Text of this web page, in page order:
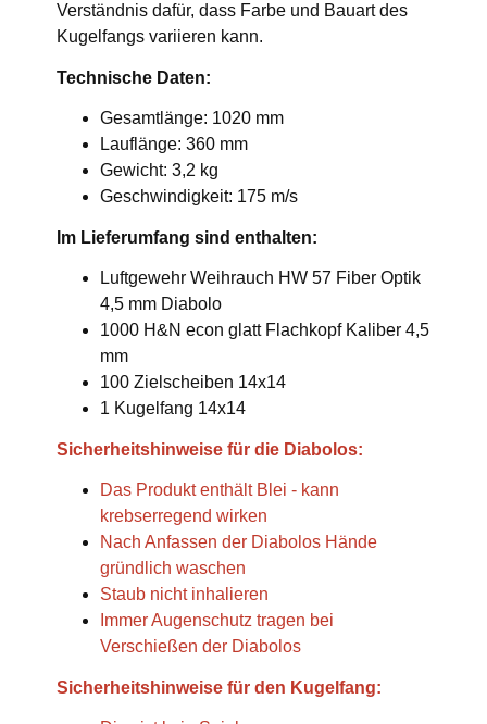
Verständnis dafür, dass Farbe und Bauart des
Kugelfangs variieren kann.
Technische Daten:
Gesamtlänge: 1020 mm
Lauflänge: 360 mm
Gewicht: 3,2 kg
Geschwindigkeit: 175 m/s
Im Lieferumfang sind enthalten:
Luftgewehr Weihrauch HW 57 Fiber Optik
4,5 mm Diabolo
1000 H&N econ glatt Flachkopf Kaliber 4,5
mm
100 Zielscheiben 14x14
1 Kugelfang 14x14
Sicherheitshinweise für die Diabolos:
Das Produkt enthält Blei - kann
krebserregend wirken
Nach Anfassen der Diabolos Hände
gründlich waschen
Staub nicht inhalieren
Immer Augenschutz tragen bei
Verschießen der Diabolos
Sicherheitshinweise für den Kugelfang: